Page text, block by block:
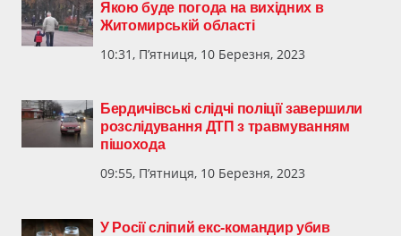
Якою буде погода на вихідних в
Житомирській області
10:31, П’ятниця, 10 Березня, 2023
Бердичівські слідчі поліції завершили
розслідування ДТП з травмуванням
пішохода
09:55, П’ятниця, 10 Березня, 2023
У Росії сліпий екс-командир убив